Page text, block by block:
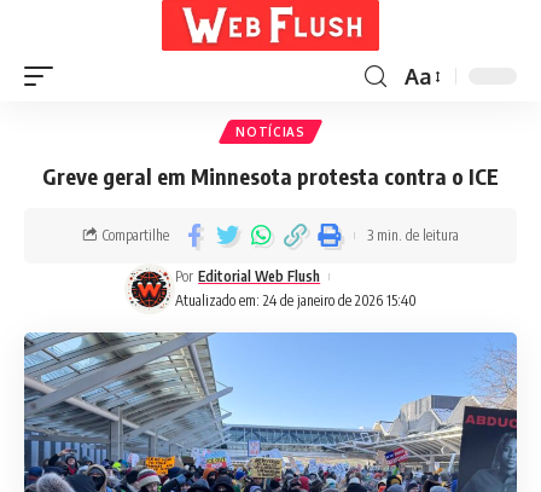
Aa
NOTÍCIAS
Greve geral em Minnesota protesta contra o ICE
Atualizado em: 24 de janeiro de 2026 15:40
Por Editorial Web Flush
Compartilhe 3 min. de leitura